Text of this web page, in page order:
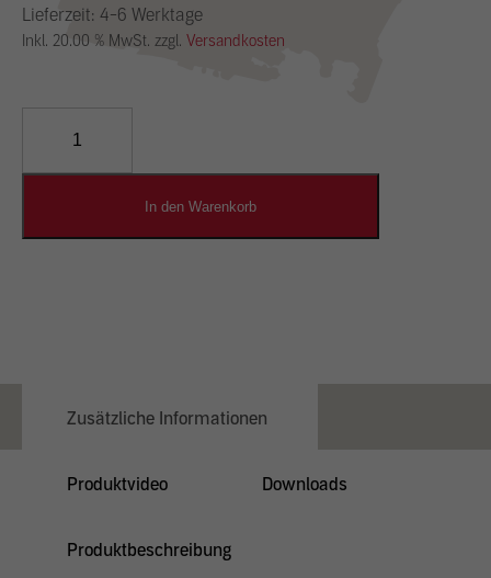
Lieferzeit: 4-6 Werktage
Inkl. 20.00 % MwSt. zzgl. Versandkosten
Designputz
In den Warenkorb
Zusätzliche Informationen
Produktvideo Downloads
Produktbeschreibung